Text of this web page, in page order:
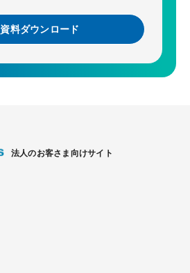
資料ダウンロード
法人のお客さま向けサイト